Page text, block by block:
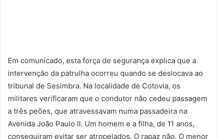
Em comunicado, esta força de segurança explica que a
intervenção da patrulha ocorreu quando se deslocava ao
tribunal de Sesimbra. Na localidade de Cotovia, os
militares verificaram que o condutor não cedeu passagem
a três peões, que atravessavam numa passadeira na
Avenida João Paulo II. Um homem e a filha, de 11 anos,
conseguiram evitar ser atropelados. O rapaz não. O menor